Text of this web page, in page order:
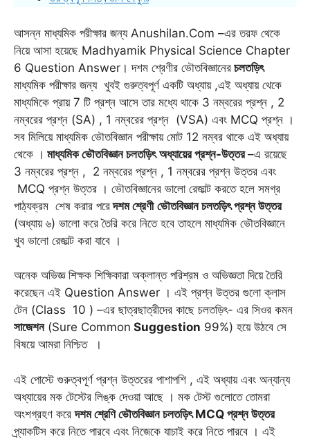
আসন্ন মাধ্যমিক পরীক্ষার জন্য Anushilan.Com –এর তরফ থেকে
নিয়ে আসা হয়েছে Madhyamik Physical Science Chapter
6 Question Answer। দশম শ্রেণীর ভৌতবিজ্ঞানের চলতড়িৎ
মাধ্যমিক পরীক্ষার জন্য খুবই গুরুত্বপূর্ণ একটি অধ্যায় ,এই অধ্যায় থেকে
মাধ্যমিকে প্রায় 7 টি প্রশ্ন আসে তার মধ্যে থাকে 3 নম্বরের প্রশ্ন , 2
নম্বরের প্রশ্ন (SA) , 1 নম্বরের প্রশ্ন (VSA) এবং MCQ প্রশ্ন ।
সব মিলিয়ে মাধ্যমিক ভৌতবিজ্ঞান পরীক্ষায় মোট 12 নম্বর থাকে এই অধ্যায়
থেকে । মাধ্যমিক ভৌতবিজ্ঞান চলতড়িৎ অধ্যায়ের প্রশ্ন-উত্তর–এ রয়েছে
3 নম্বরের প্রশ্ন , 2 নম্বরের প্রশ্ন , 1 নম্বরের প্রশ্ন উত্তর এবং
MCQ প্রশ্ন উত্তর । ভৌতবিজ্ঞানের ভালো রেজাল্ট করতে হলে সমগ্র
পাঠ্যক্রম শেষ করার পরেদশম শ্রেণী ভৌতবিজ্ঞান চলতড়িৎ প্রশ্ন উত্তর
(অধ্যায় ৬) ভালো করে তৈরি করে নিতে হবে তাহলে মাধ্যমিক ভৌতবিজ্ঞানে
খুব ভালো রেজাল্ট করা যাবে ।
অনেক অভিজ্ঞ শিক্ষক শিক্ষিকারা অক্লান্ত পরিশ্রম ও অভিজ্ঞতা দিয়ে তৈরি
করেছেন এই Question Answer । এই প্রশ্ন উত্তর গুলো ক্লাস
টেন (Class 10 ) –এর ছাত্রছাত্রীদের কাছে চলতড়িৎ- এর সিওর কমন
সাজেশন(Sure Common Suggestion 99%) হয়ে উঠবে সে
বিষয়ে আমরা নিশ্চিত ।
এই পোস্টে গুরুত্বপূর্ণ প্রশ্ন উত্তরের পাশাপশি , এই অধ্যায় এবং অন্যান্য
অধ্যায়ের মক টেস্টের লিঙ্ক দেওয়া আছে । মক টেস্ট গুলোতে তোমরা
অংশগ্রহণ করেদশম শ্রেণি ভৌতবিজ্ঞান চলতড়িৎ MCQ প্রশ্ন উত্তর
প্র্যাকটিস করে নিতে পারবে এবং নিজেকে যাচাই করে নিতে পারবে । এই